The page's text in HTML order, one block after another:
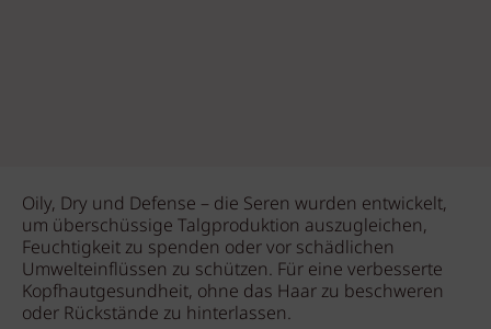
Oily, Dry und Defense – die Seren wurden entwickelt,
um überschüssige Talgproduktion auszugleichen,
Feuchtigkeit zu spenden oder vor schädlichen
Umwelteinflüssen zu schützen. Für eine verbesserte
Kopfhautgesundheit, ohne das Haar zu beschweren
oder Rückstände zu hinterlassen.